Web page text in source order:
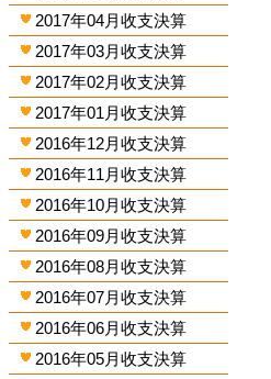
2017年04月收支決算
2017年03月收支決算
2017年02月收支決算
2017年01月收支決算
2016年12月收支決算
2016年11月收支決算
2016年10月收支決算
2016年09月收支決算
2016年08月收支決算
2016年07月收支決算
2016年06月收支決算
2016年05月收支決算